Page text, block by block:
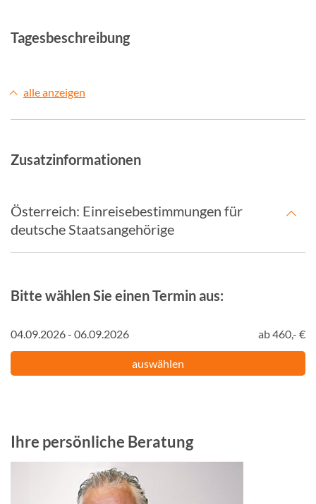
Tagesbeschreibung
alle anzeigen
Zusatzinformationen
Österreich: Einreisebestimmungen für
deutsche Staatsangehörige
Bitte wählen Sie einen Termin aus:
04.09.2026 - 06.09.2026 ab 460,- €
auswählen
Ihre persönliche Beratung